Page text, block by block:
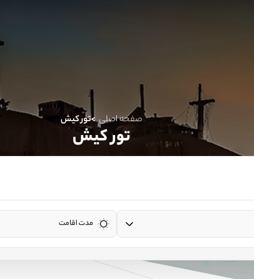
صفحه اصلی تور کیش
تور کیش